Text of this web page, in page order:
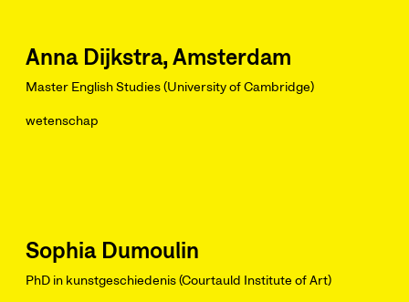
Anna Dijkstra, Amsterdam
Master English Studies (University of Cambridge)
wetenschap
Sophia Dumoulin
PhD in kunstgeschiedenis (Courtauld Institute of Art)